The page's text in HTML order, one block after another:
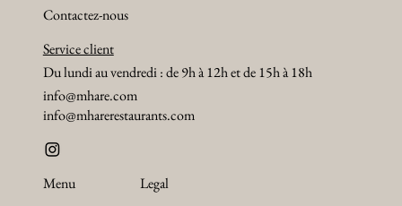
Contactez-nous
Service client
Du lundi au vendredi : de 9h à 12h et de 15h à 18h
info@mhare.com
info@mharerestaurants.com
Menu
Legal